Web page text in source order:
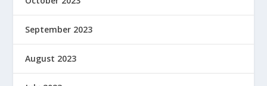
September 2023
August 2023